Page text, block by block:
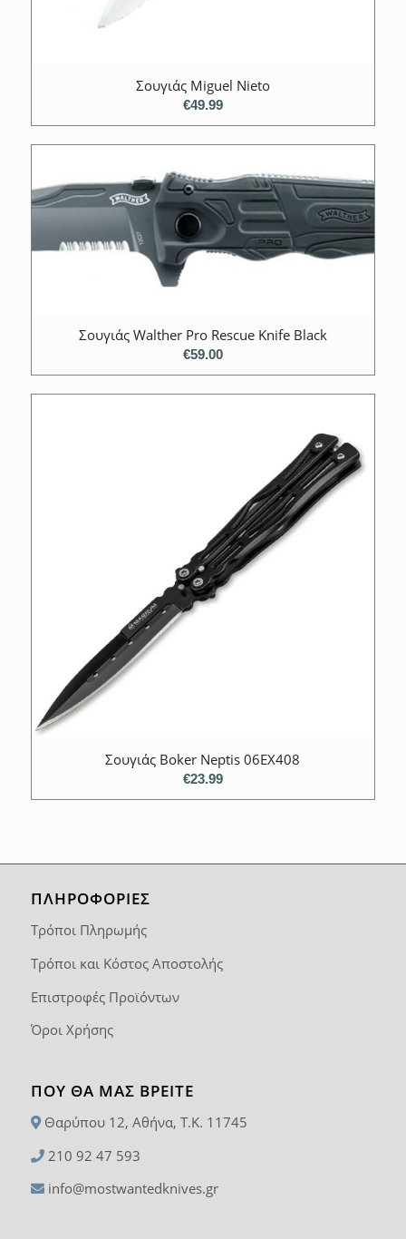
Σουγιάς Miguel Nieto
€49.99
Σουγιάς Walther Pro Rescue Knife Black
€59.00
Σουγιάς Βoker Νeptis 06EX408
€23.99
ΠΛΗΡΟΦΟΡΙΕΣ
Τρόποι Πληρωμής
Τρόποι και Κόστος Αποστολής
Επιστροφές Προϊόντων
Όροι Χρήσης
ΠΟΥ ΘΑ ΜΑΣ ΒΡΕΊΤΕ
Θαρύπου 12, Αθήνα, T.K. 11745
210 92 47 593
info@mostwantedknives.gr